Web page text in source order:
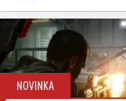
NOVINKA